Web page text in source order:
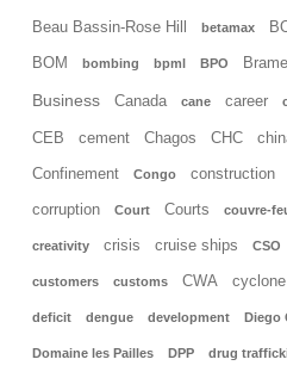
Beau Bassin-Rose Hill betamax
BOM bombing bpml BPO
Business Canada cane career
CEB cement Chagos CHC
Confinement Congo construction
corruption Court Courts couvre-
creativity crisis cruise ships CSO
customers customs CWA cyclone
deficit dengue development Diego
Domaine les Pailles DPP drug